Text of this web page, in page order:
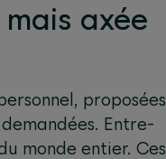
axée
proposées
Entre-
monde entier. Ces